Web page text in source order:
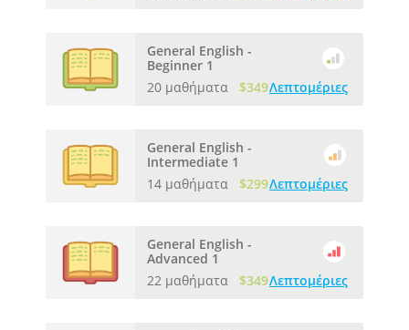
General English -
Beginner 1
20 μαθήματα
$349Λεπτομέριες
General English -
Intermediate 1
14 μαθήματα
$299Λεπτομέριες
General English -
Advanced 1
22 μαθήματα
$349Λεπτομέριες